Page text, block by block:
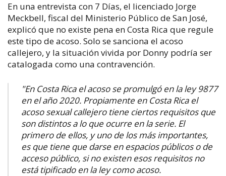
En una entrevista con 7 Días, el licenciado Jorge
Meckbell, fiscal del Ministerio Público de San José,
explicó que no existe pena en Costa Rica que regule
este tipo de acoso. Solo se sanciona el acoso
callejero, y la situación vivida por Donny podría ser
catalogada como una contravención.
"En Costa Rica el acoso se promulgó en la ley 9877
en el año 2020. Propiamente en Costa Rica el
acoso sexual callejero tiene ciertos requisitos que
son distintos a lo que ocurre en la serie. El
primero de ellos, y uno de los más importantes,
es que tiene que darse en espacios públicos o de
acceso público, si no existen esos requisitos no
está tipificado en la ley como acoso.